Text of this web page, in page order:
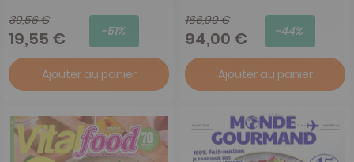
39,56 €
19,55 € -51%
Ajouter au panier
166,90 €
94,00 € -44%
Ajouter au panier